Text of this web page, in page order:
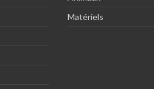
Matériels